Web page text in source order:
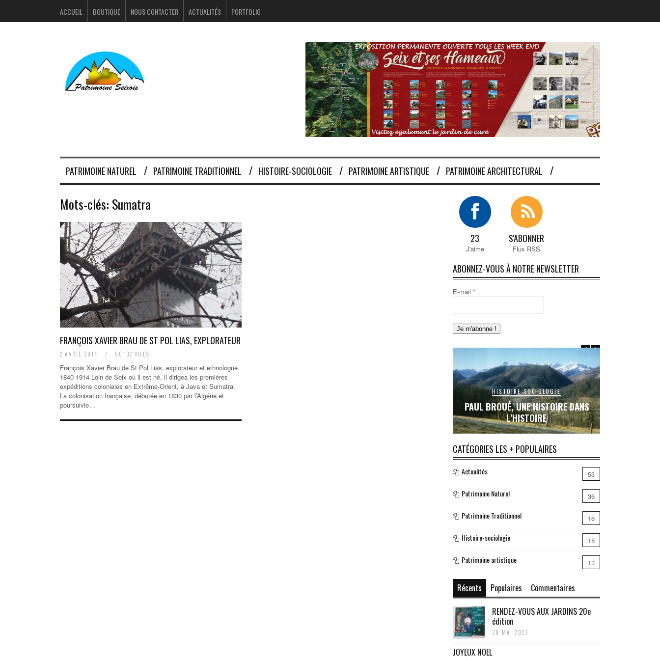
ACCUEIL BOUTIQUE NOUS CONTACTER ACTUALITÉS PORTFOLIO
PATRIMOINE NATUREL PATRIMOINE TRADITIONNEL HISTOIRE-SOCIOLOGIE PATRIMOINE ARTISTIQUE PATRIMOINE ARCHITECTURAL
Mots-clés: Sumatra
FRANÇOIS XAVIER BRAU DE ST POL LIAS, EXPLORATEUR
2 AVRIL 2014 / 90132 VUES
François Xavier Brau de St Pol Lias, explorateur et ethnologue.
1840-1914 Loin de Seix où il est né, il dirigea les premières
expéditions coloniales en Extrême-Orient, à Java et Sumatra.
La colonisation française, débutée en 1830 par l’Algérie et
poursuivie…
23
J'aime
S'ABONNER
Flux RSS
ABONNEZ-VOUS À NOTRE NEWSLETTER
E-mail *
HISTOIRE-SOCIOLOGIE
PAUL BROUÉ, UNE HISTOIRE DANS
L’HISTOIRE
CATÉGORIES LES + POPULAIRES
Actualités 53
Patrimoine Naturel 36
Patrimoine Traditionnel 16
Histoire-sociologie 15
Patrimoine artistique 13
Récents Populaires
Commentaires
RENDEZ-VOUS AUX JARDINS 20e
édition
30 MAI 2023
JOYEUX NOEL